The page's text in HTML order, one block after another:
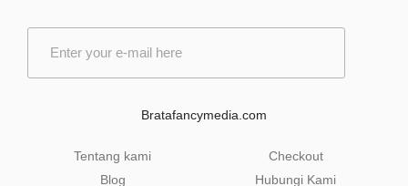
Bratafancymedia.com
Tentang kami
Blog
Checkout
Hubungi Kami